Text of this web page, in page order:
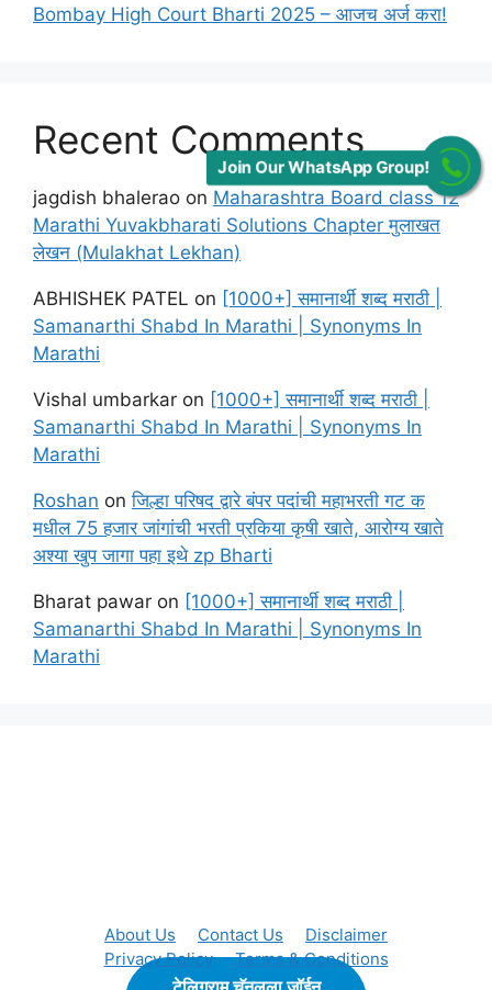
Bombay High Court Bharti 2025 – आजच अर्ज करा!
Recent Comments
jagdish bhalerao on Maharashtra Board class 12
Marathi Yuvakbharati Solutions Chapter मुलाखत
लेखन (Mulakhat Lekhan)
ABHISHEK PATEL on [1000+] समानार्थी शब्द मराठी |
Samanarthi Shabd In Marathi | Synonyms In
Marathi
Vishal umbarkar on [1000+] समानार्थी शब्द मराठी |
Samanarthi Shabd In Marathi | Synonyms In
Marathi
Roshan onजिल्हा परिषद द्वारे बंपर पदांची महाभरती गट क
मधील 75 हजार जांगांची भरती प्रकिया कृषी खाते, आरोग्य खाते
अश्या खुप जागा पहा इथे zp Bharti
Bharat pawar on [1000+] समानार्थी शब्द मराठी |
Samanarthi Shabd In Marathi | Synonyms In
Marathi
About Us Contact Us
Disclaimer
Privacy Policy
Terms & Conditions
Join Our WhatsApp Group!